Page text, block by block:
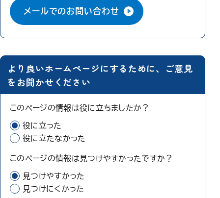
メールでのお問い合わせ
より良いホームページにするために、ご意見
をお聞かせください
このページの情報は役に立ちましたか？
役に立った
役に立たなかった
このページの情報は見つけやすかったですか？
見つけやすかった
見つけにくかった